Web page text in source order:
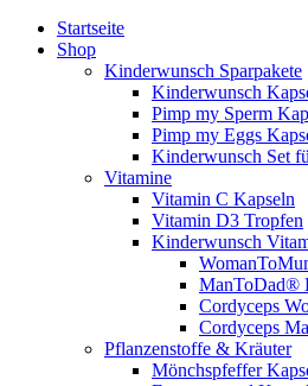
Startseite
Shop
Kinderwunsch Sparpakete
Kinderwunsch
Pimp my Sperm
Pimp my Eggs
Kinderwunsch Set
Vitamine
Vitamin C Kapseln
Vitamin D3 Tropfen
Kinderwunsch
ManToDad®
Cordyceps
Cordyceps
Pflanzenstoffe & Kräuter
Mönchspfeffer